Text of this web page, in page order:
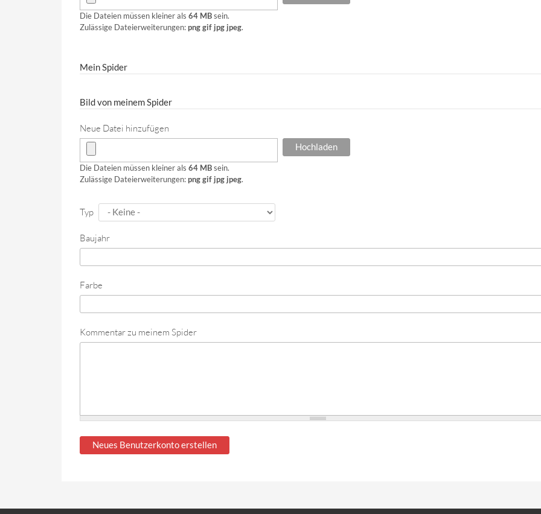
Die Dateien müssen kleiner als 64 MBsein.
Zulässige Dateierweiterungen:png gif jpg jpeg.
Mein Spider
Bild von meinem Spider
Neue Datei hinzufügen
Die Dateien müssen kleiner als 64 MBsein.
Zulässige Dateierweiterungen:png gif jpg jpeg.
Typ
Baujahr
Farbe
Kommentar zu meinem Spider